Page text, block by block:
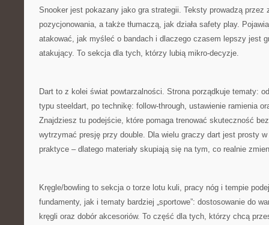
Snooker jest pokazany jako gra strategii. Teksty prowadzą przez
pozycjonowania, a także tłumaczą, jak działa safety play.
atakować, jak myśleć o bandach i dlaczego czasem lepszy jest
atakujący. To sekcja dla tych, którzy lubią mikro-decyzje.
Dart to z kolei świat powtarzalności. Strona porządkuje tematy:
typu steeldart, po technikę: follow-through, ustawienie ramienia
Znajdziesz tu podejście, które pomaga trenować skuteczność
wytrzymać presję przy double. Dla wielu graczy dart jest prosty
praktyce – dlatego materiały skupiają się na tym, co realnie
Kręgle/bowling to sekcja o torze lotu kuli, pracy nóg i tempie
fundamenty, jak i tematy bardziej „sportowe”: dostosowanie do
kręgli oraz dobór akcesoriów. To część dla tych, którzy chcą